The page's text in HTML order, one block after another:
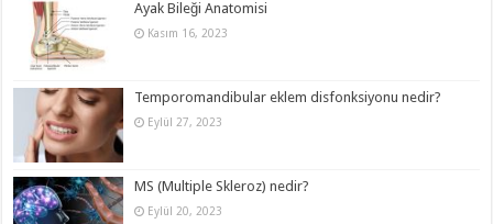
Ayak Bileği Anatomisi
Kasım 16, 2023
Temporomandibular eklem disfonksiyonu nedir?
Eylül 27, 2023
MS (Multiple Skleroz) nedir?
Eylül 20, 2023